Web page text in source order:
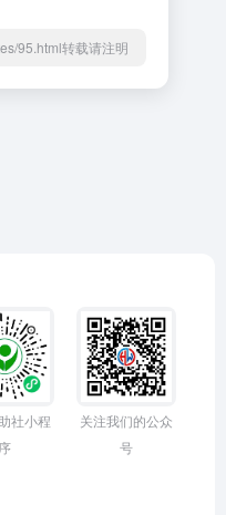
95.html转载请注明
社小程
序
关注我们的公众
号